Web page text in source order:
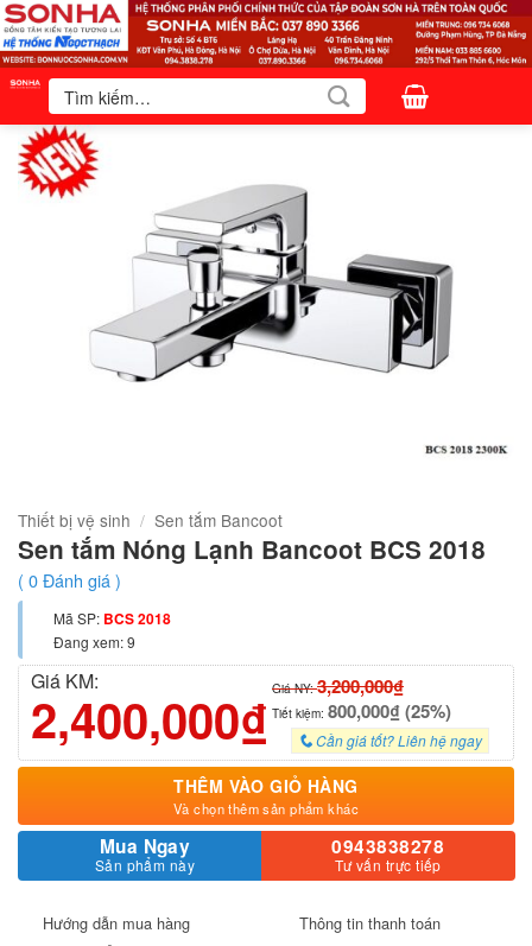
Bỏ
qua
nội
Tìm
kiếm:
Thiết bị vệ sinh / Sen tắm Bancoot
Sen tắm Nóng Lạnh Bancoot BCS 2018
( 0Đánh giá )
Mã SP: BCS 2018
Đang xem: 9
Giá KM:
2,400,000₫ Giá NY:3,200,000₫
Tiết kiệm: 800,000₫ (25%)
Cần giá tốt? Liên hệ ngay
THÊM VÀO GIỎ HÀNG
Và chọn thêm sản phẩm khác
Mua Ngay
Sản phẩm này
0943838278
Tư vấn trực tiếp
Hướng dẫn mua hàng
Thông tin thanh toán